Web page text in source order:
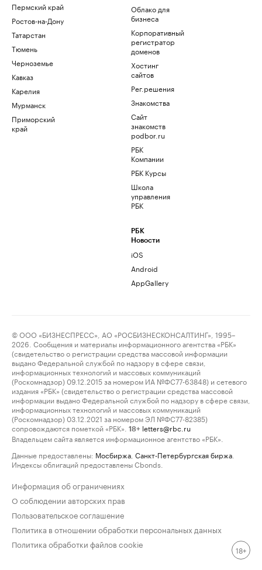
Пермский край
Ростов-на-Дону
Татарстан
Тюмень
Черноземье
Кавказ
Карелия
Мурманск
Приморский
край
Облако для
бизнеса
Корпоративный
регистратор
доменов
Хостинг
сайтов
Рег.решения
Знакомства
Сайт
знакомств
podbor.ru
РБК
Компании
РБК Курсы
Школа
управления
РБК
РБК
Новости
iOS
Android
AppGallery
© ООО «БИЗНЕСПРЕСС», АО «РОСБИЗНЕСКОНСАЛТИНГ», 1995–
2026. Сообщения и материалы информационного агентства «РБК»
(свидетельство о регистрации средства массовой информации
выдано Федеральной службой по надзору в сфере связи,
информационных технологий и массовых коммуникаций
(Роскомнадзор) 09.12.2015 за номером ИА №ФС77-63848) и сетевого
издания «РБК» (свидетельство о регистрации средства массовой
информации выдано Федеральной службой по надзору в сфере связи,
информационных технологий и массовых коммуникаций
(Роскомнадзор) 03.12.2021 за номером ЭЛ №ФС77-82385)
сопровождаются пометкой «РБК».
18+ letters@rbc.ru
Владельцем сайта является информационное агентство «РБК».
Данные предоставлены: Мосбиржа Санкт-Петербургская биржа
Индексы облигаций предоставлены Cbonds.
Информация об ограничениях
О соблюдении авторских прав
Пользовательское соглашение
Политика в отношении обработки персональных данных
Политика обработки файлов cookie
18+